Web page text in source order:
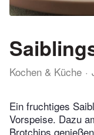
Kochen & Küche
Ein fruchtiges
Vorspeise. Dazu
Brotchips